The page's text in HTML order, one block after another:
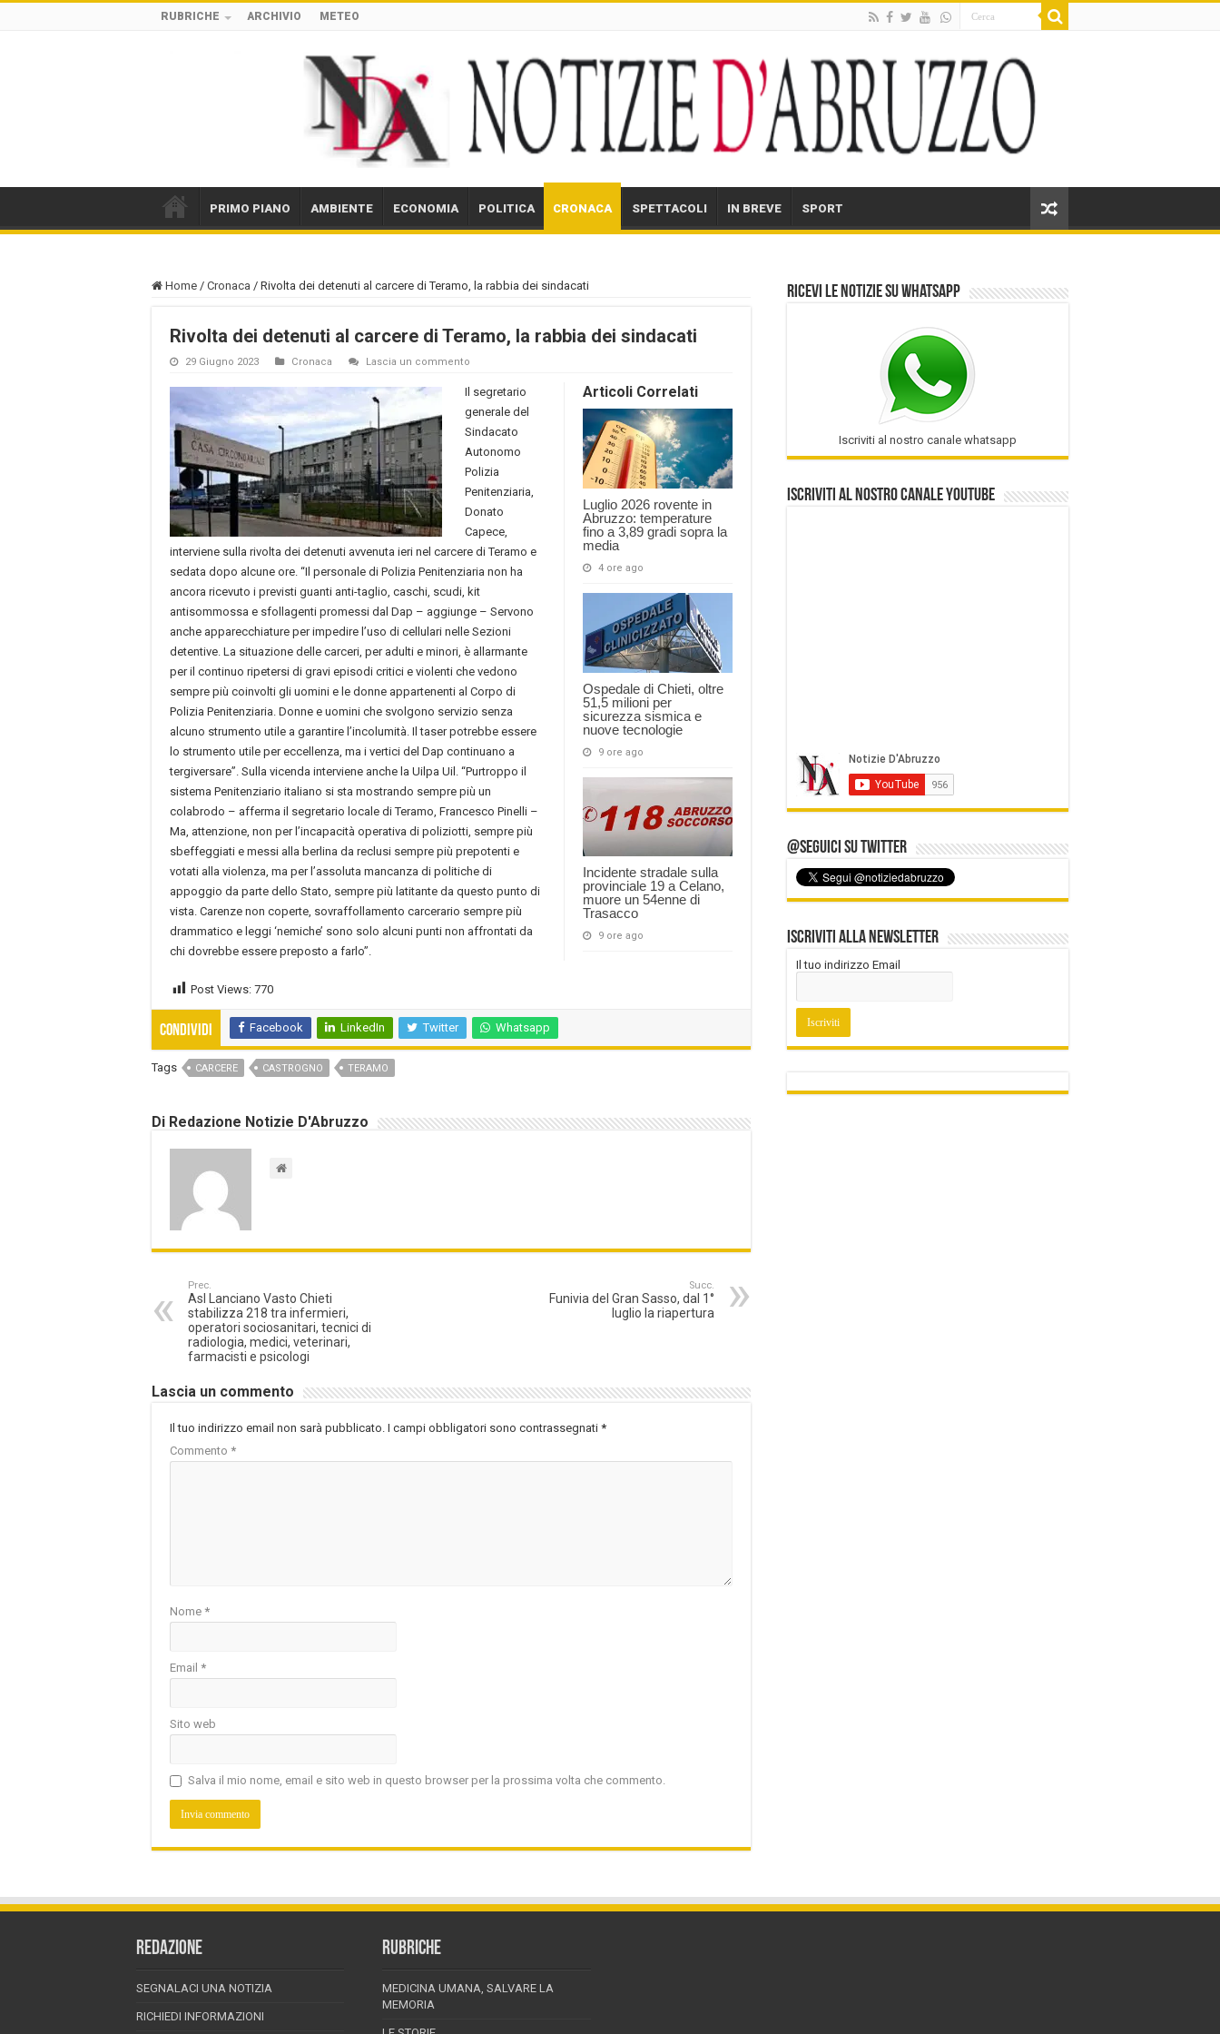
RUBRICHE ARCHIVIO METEO
PRIMO PIANO AMBIENTE ECONOMIA POLITICA CRONACA SPETTACOLI IN BREVE SPORT
Home / Cronaca / Rivolta dei detenuti al carcere di Teramo, la rabbia dei sindacati
Rivolta dei detenuti al carcere di Teramo, la rabbia dei sindacati
29 Giugno 2023 Cronaca Lascia un commento
Articoli Correlati
Luglio 2026 rovente in
Abruzzo: temperature
fino a 3,89 gradi sopra la
media
4 ore ago
Ospedale di Chieti, oltre
51,5 milioni per
sicurezza sismica e
nuove tecnologie
9 ore ago
Incidente stradale sulla
provinciale 19 a Celano,
muore un 54enne di
Trasacco
9 ore ago
Il segretario
generale del
Sindacato
Autonomo
Polizia
Penitenziaria,
Donato
Capece,
interviene sulla rivolta dei detenuti avvenuta ieri nel carcere di Teramo e
sedata dopo alcune ore. “Il personale di Polizia Penitenziaria non ha
ancora ricevuto i previsti guanti anti-taglio, caschi, scudi, kit
antisommossa e sfollagenti promessi dal Dap – aggiunge – Servono
anche apparecchiature per impedire l’uso di cellulari nelle Sezioni
detentive. La situazione delle carceri, per adulti e minori, è allarmante
per il continuo ripetersi di gravi episodi critici e violenti che vedono
sempre più coinvolti gli uomini e le donne appartenenti al Corpo di
Polizia Penitenziaria. Donne e uomini che svolgono servizio senza
alcuno strumento utile a garantire l’incolumità. Il taser potrebbe essere
lo strumento utile per eccellenza, ma i vertici del Dap continuano a
tergiversare”. Sulla vicenda interviene anche la Uilpa Uil. “Purtroppo il
sistema Penitenziario italiano si sta mostrando sempre più un
colabrodo – afferma il segretario locale di Teramo, Francesco Pinelli –
Ma, attenzione, non per l’incapacità operativa di poliziotti, sempre più
sbeffeggiati e messi alla berlina da reclusi sempre più prepotenti e
votati alla violenza, ma per l’assoluta mancanza di politiche di
appoggio da parte dello Stato, sempre più latitante da questo punto di
vista. Carenze non coperte, sovraffollamento carcerario sempre più
drammatico e leggi ‘nemiche’ sono solo alcuni punti non affrontati da
chi dovrebbe essere preposto a farlo”.
Post Views: 770
Condividi Facebook LinkedIn Twitter Whatsapp
Tags CARCERE CASTROGNO TERAMO
Di Redazione Notizie D'Abruzzo
Prec.
Asl Lanciano Vasto Chieti
stabilizza 218 tra infermieri,
operatori sociosanitari, tecnici di
radiologia, medici, veterinari,
farmacisti e psicologi
Succ.
Funivia del Gran Sasso, dal 1°
luglio la riapertura
Lascia un commento
Il tuo indirizzo email non sarà pubblicato. I campi obbligatori sono contrassegnati *
Commento *
Nome *
Email *
Sito web
Salva il mio nome, email e sito web in questo browser per la prossima volta che commento.
Ricevi le notizie su Whatsapp
Iscriviti al nostro canale whatsapp
Iscriviti al nostro Canale Youtube
@Seguici su Twitter
Iscriviti alla Newsletter
Il tuo indirizzo Email
REDAZIONE
SEGNALACI UNA NOTIZIA
RICHIEDI INFORMAZIONI
RUBRICHE
MEDICINA UMANA, SALVARE LA
MEMORIA